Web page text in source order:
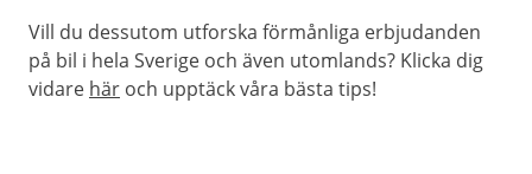
Vill du dessutom utforska förmånliga erbjudanden
på bil i hela Sverige och även utomlands? Klicka dig
vidare här och upptäck våra bästa tips!